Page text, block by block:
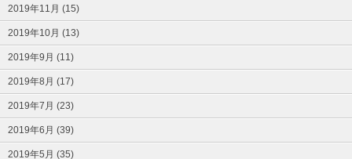
2019年11月 (15)
2019年10月 (13)
2019年9月 (11)
2019年8月 (17)
2019年7月 (23)
2019年6月 (39)
2019年5月 (35)